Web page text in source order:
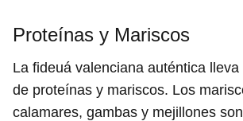
Proteínas y Mariscos
La fideuá valenciana auténtica lleva
de proteínas y mariscos. Los
calamares, gambas y mejillones